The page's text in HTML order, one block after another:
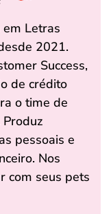
Letras
2021.
Success,
de crédito
o time de
pessoais e
Nos
com seus pets